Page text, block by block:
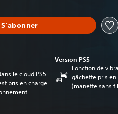
S'abonner
le cloud PS5
pris en charge
Version PS5
Fonction de
gâchette pris en
(manette sans